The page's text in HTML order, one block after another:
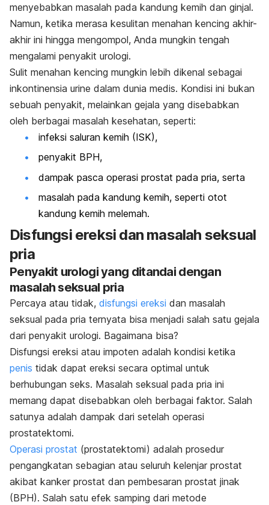
menyebabkan masalah pada kandung kemih dan ginjal.
Namun, ketika merasa kesulitan menahan kencing akhir-
akhir ini hingga mengompol, Anda mungkin tengah
mengalami penyakit urologi.
Sulit menahan kencing mungkin lebih dikenal sebagai
inkontinensia urine dalam dunia medis. Kondisi ini bukan
sebuah penyakit, melainkan gejala yang disebabkan
oleh berbagai masalah kesehatan, seperti:
infeksi saluran kemih (ISK),
penyakit BPH,
dampak pasca operasi prostat pada pria, serta
masalah pada kandung kemih, seperti otot
kandung kemih melemah.
Disfungsi ereksi dan masalah seksual
pria
Penyakit urologi yang ditandai dengan
masalah seksual pria
Percaya atau tidak, disfungsi ereksi dan masalah
seksual pada pria ternyata bisa menjadi salah satu gejala
dari penyakit urologi. Bagaimana bisa?
Disfungsi ereksi atau impoten adalah kondisi ketika
penis tidak dapat ereksi secara optimal untuk
berhubungan seks. Masalah seksual pada pria ini
memang dapat disebabkan oleh berbagai faktor. Salah
satunya adalah dampak dari setelah operasi
prostatektomi.
Operasi prostat (prostatektomi) adalah prosedur
pengangkatan sebagian atau seluruh kelenjar prostat
akibat kanker prostat dan pembesaran prostat jinak
(BPH). Salah satu efek samping dari metode